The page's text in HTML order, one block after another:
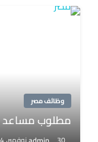
وظائف مصر
مطلوب مساعد